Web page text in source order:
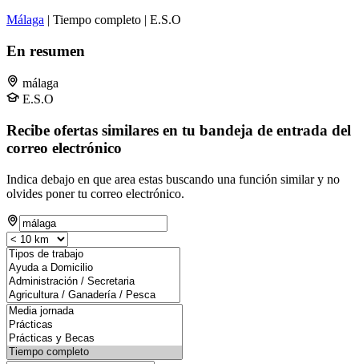
Málaga | Tiempo completo | E.S.O
En resumen
málaga
E.S.O
Recibe ofertas similares en tu bandeja de entrada del
correo electrónico
Indica debajo en que area estas buscando una función similar y no
olvides poner tu correo electrónico.